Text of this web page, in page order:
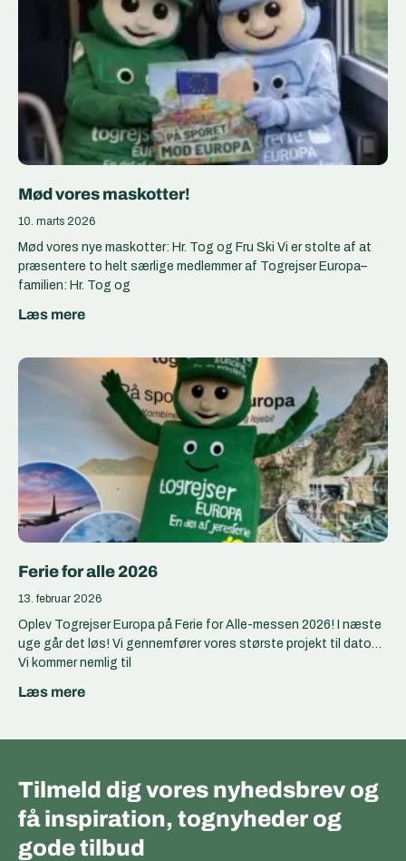
Mød vores maskotter!
10. marts 2026
Mød vores nye maskotter: Hr. Tog og Fru Ski Vi er stolte af at
præsentere to helt særlige medlemmer af Togrejser Europa–
familien: Hr. Tog og
Læs mere
Ferie for alle 2026
13. februar 2026
Oplev Togrejser Europa på Ferie for Alle-messen 2026! I næste
uge går det løs! Vi gennemfører vores største projekt til dato…
Vi kommer nemlig til
Læs mere
Tilmeld dig vores nyhedsbrev og
få inspiration, tognyheder og
gode tilbud